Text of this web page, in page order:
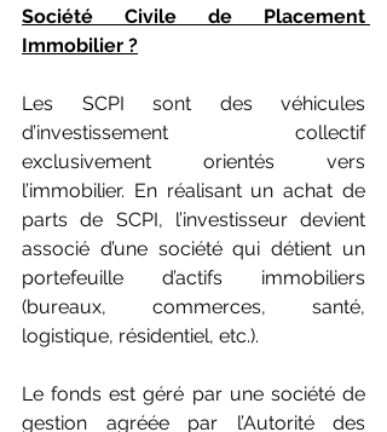
Société Civile de Placement
Immobilier ?
Les SCPI sont des véhicules
d’investissement collectif
exclusivement orientés vers
l’immobilier. En réalisant un achat de
parts de SCPI, l’investisseur devient
associé d’une société qui détient un
portefeuille d’actifs immobiliers
(bureaux, commerces, santé,
logistique, résidentiel, etc.).
Le fonds est géré par une société de
gestion agréée par l’Autorité des